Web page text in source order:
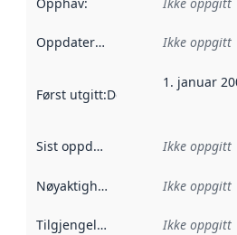
Oppdateringsfrekvens :
Ikke oppgitt
Først utgitt:Denne datoen sier
1. januar
Sist oppdatert Ikke oppgitt
Nøyaktighet Ikke oppgitt
Tilgjengelighet Ikke oppgitt